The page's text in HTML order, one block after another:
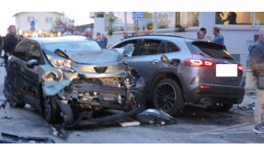
Sport
Mondiali calcio 2026
PODCAST
NEWSLETTER
I MIEI PREFERITI